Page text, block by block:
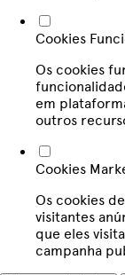
Cookies
Os cookies
em
outros
Cookies
Os cookies
visitantes
que eles
campanha